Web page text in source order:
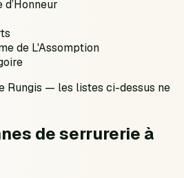
de L'Assomption
Rungis — les listes ci-dessus ne
de serrurerie à